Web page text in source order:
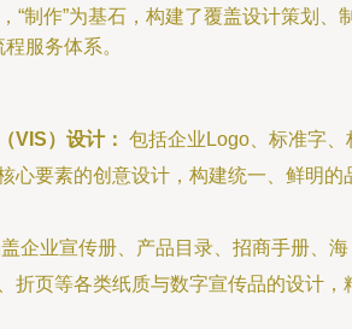
“制作”为基石，构建了覆盖设计策划、
服务体系。
VIS）设计： 包括企业Logo、标准字、
心要素的创意设计，构建统一、鲜明的
企业宣传册、产品目录、招商手册、海
折页等各类纸质与数字宣传品的设计，